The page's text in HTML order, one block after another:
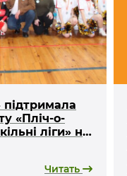
«Пліч-о-
ліги» на
Читать